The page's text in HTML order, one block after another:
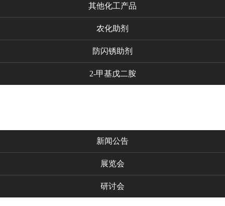
其他化工产品
农化助剂
防闪锈助剂
2-甲基戊二胺
新闻公告
展览会
研讨会